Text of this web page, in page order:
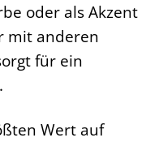
oder als Akzent
mit anderen
für ein
Wert auf